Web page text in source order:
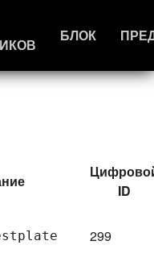
БЛОК
ID
299